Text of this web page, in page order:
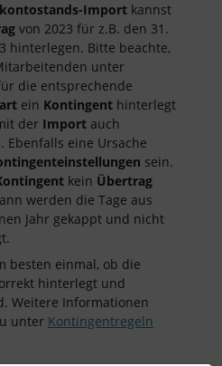
Import kannst
von 2023 für z.B. den 31.
hinterlegen. Bitte beachte,
unter
die entsprechende
ein Kontingent hinterlegt
der Import auch
Ebenfalls eine Ursache
sein.
kein Übertrag
werden die Tage aus
Jahr gekappt und nicht
besten einmal, ob die
hinterlegt und
Weitere Informationen
unter Kontingentregeln